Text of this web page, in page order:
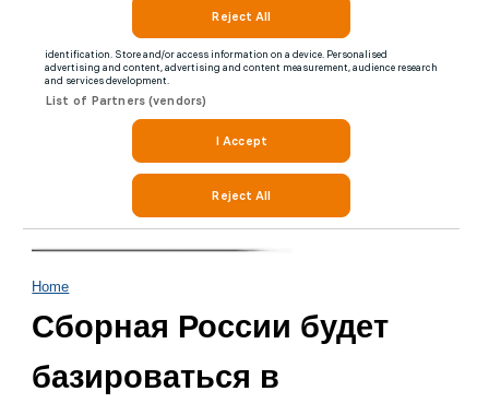
Home
Сборная России будет
базироваться в